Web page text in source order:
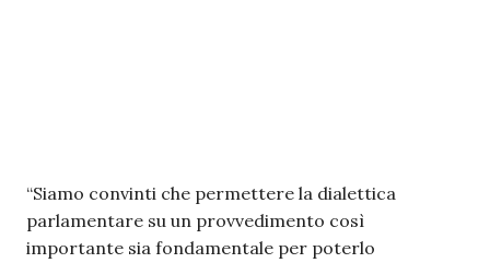
“Siamo convinti che permettere la dialettica
parlamentare su un provvedimento così
importante sia fondamentale per poterlo